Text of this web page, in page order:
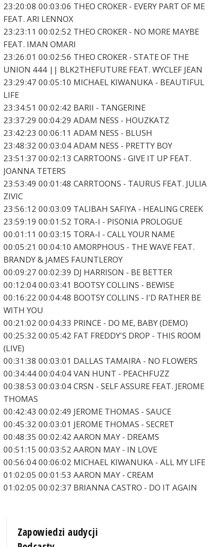
23:20:08 00:03:06 THEO CROKER - EVERY PART OF ME
FEAT. ARI LENNOX
23:23:11 00:02:52 THEO CROKER - NO MORE MAYBE
FEAT. IMAN OMARI
23:26:01 00:02:56 THEO CROKER - STATE OF THE
UNION 444 || BLK2THEFUTURE FEAT. WYCLEF JEAN
23:29:47 00:05:10 MICHAEL KIWANUKA - BEAUTIFUL
LIFE
23:34:51 00:02:42 BARII - TANGERINE
23:37:29 00:04:29 ADAM NESS - HOUZKATZ
23:42:23 00:06:11 ADAM NESS - BLUSH
23:48:32 00:03:04 ADAM NESS - PRETTY BOY
23:51:37 00:02:13 CARRTOONS - GIVE IT UP FEAT.
JOANNA TETERS
23:53:49 00:01:48 CARRTOONS - TAURUS FEAT. JULIA
ZIVIC
23:56:12 00:03:09 TALIBAH SAFIYA - HEALING CREEK
23:59:19 00:01:52 TORA-I - PISONIA PROLOGUE
00:01:11 00:03:15 TORA-I - CALL YOUR NAME
00:05:21 00:04:10 AMORPHOUS - THE WAVE FEAT.
BRANDY & JAMES FAUNTLEROY
00:09:27 00:02:39 DJ HARRISON - BE BETTER
00:12:04 00:03:41 BOOTSY COLLINS - BEWISE
00:16:22 00:04:48 BOOTSY COLLINS - I'D RATHER BE
WITH YOU
00:21:02 00:04:33 PRINCE - DO ME, BABY (DEMO)
00:25:32 00:05:42 FAT FREDDY'S DROP - THIS ROOM
(LIVE)
00:31:38 00:03:01 DALLAS TAMAIRA - NO FLOWERS
00:34:44 00:04:04 VAN HUNT - PEACHFUZZ
00:38:53 00:03:04 CRSN - SELF ASSURE FEAT. JEROME
THOMAS
00:42:43 00:02:49 JEROME THOMAS - SAUCE
00:45:32 00:03:01 JEROME THOMAS - SECRET
00:48:35 00:02:42 AARON MAY - DREAMS
00:51:15 00:03:52 AARON MAY - IN LOVE
00:56:04 00:06:02 MICHAEL KIWANUKA - ALL MY LIFE
01:02:05 00:01:53 AARON MAY - CREAM
01:02:05 00:02:37 BRIANNA CASTRO - DO IT AGAIN
Zapowiedzi audycji